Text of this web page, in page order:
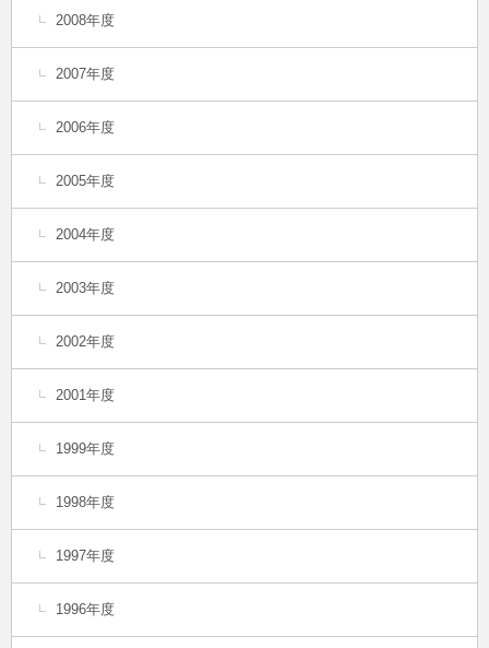
2008年度
2007年度
2006年度
2005年度
2004年度
2003年度
2002年度
2001年度
1999年度
1998年度
1997年度
1996年度